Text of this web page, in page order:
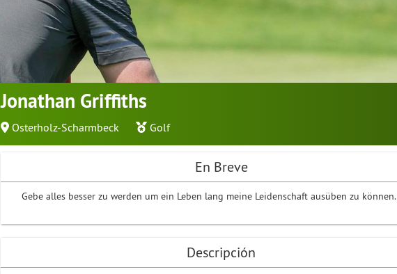
Jonathan Griffiths
Osterholz-Scharmbeck Golf
En Breve
Gebe alles besser zu werden um ein Leben lang meine Leidenschaft ausüben zu können.
Descripción